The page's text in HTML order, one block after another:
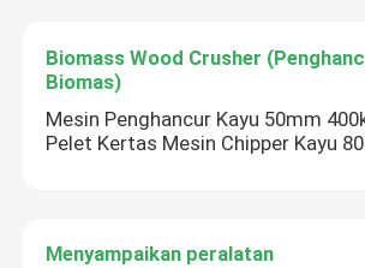
Biomass Wood Crusher
Biomas)
Mesin Penghancur Kayu 50mm
Pelet Kertas Mesin Chipper Kayu
Menyampaikan peralatan